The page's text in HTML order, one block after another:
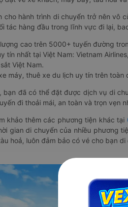
cho hành trình di chuyển trở nên vô
tác hàng đầu trong lĩnh vực đi lại,
cao trên 5000+ tuyến đường
tín nhất tại Việt Nam: Vietnam
Việt Nam.
máy, thuê xe du lịch uy tín trên toàn
bạn đã có thể đặt được dịch vụ di
đi thoải mái, an toàn và trọn vẹn
khảo thêm các phương tiện khác tại
gian di chuyển của nhiều phương
hoả, luôn đảm bảo có vé cho bạn di